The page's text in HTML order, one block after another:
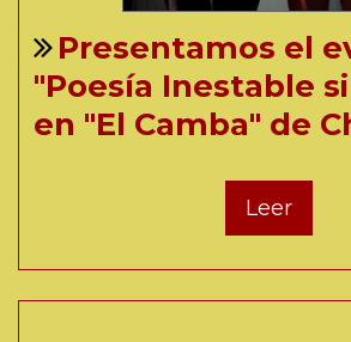
Presentamos el
"Poesía Inestable
en "El Camba" de
Leer